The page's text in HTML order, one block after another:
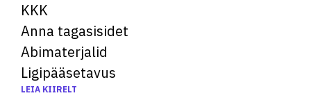
KKK
Anna tagasisidet
Abimaterjalid
Ligipääsetavus
LEIA KIIRELT